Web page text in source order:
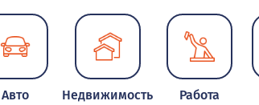
Авто Недвижимость Работа